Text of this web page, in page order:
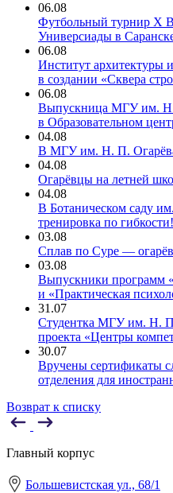
06.08
Футбольный турнир X
Универсиады в
06.08
Институт архитектуры
в создании «Сквера
06.08
Выпускница МГУ им. Н.
в Образовательном
04.08
В МГУ им. Н. П.
04.08
Огарёвцы на летней
04.08
В Ботаническом саду
тренировка по гибкости!
03.08
Сплав по Суре —
03.08
Выпускники программ
и «Практическая
31.07
Студентка МГУ им. Н.
проекта «Центры
30.07
Вручены сертификаты
отделения для
Возврат к списку
Главный корпус
Большевистская ул., 68/1